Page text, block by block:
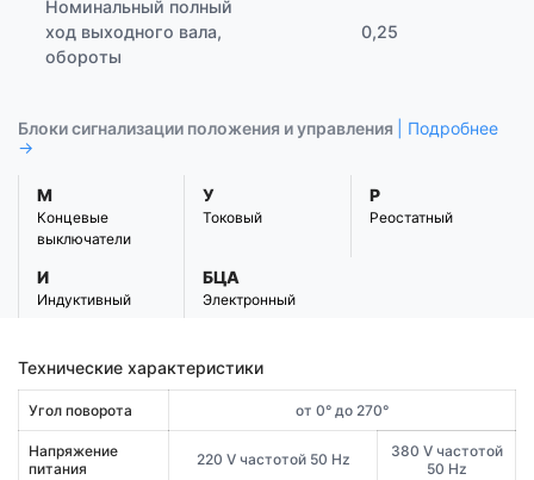
Номинальный полный
ход выходного вала,
обороты
0,25
Блоки сигнализации положения и управления
| Подробнее
→
М
Концевые
выключатели
У
Токовый
Р
Реостатный
И
Индуктивный
БЦА
Электронный
Технические характеристики
Угол поворота от 0° до 270°
Напряжение
питания
220 V частотой 50 Hz
380 V частотой
50 Hz